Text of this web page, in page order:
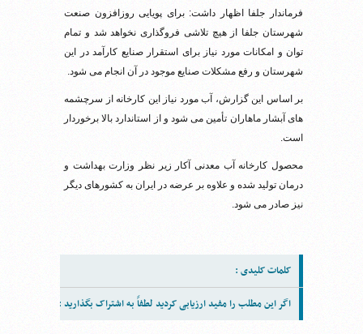
فرماندار جلفا اظهار داشت: برای پویایی روزافزون صنعت
شهرستان جلفا از هیچ تلاشی فروگذاری نخواهد شد و تمام
توان و امکانات مورد نیاز برای استقرار صنایع کارآمد در این
شهرستان و رفع مشکلات صنایع موجود در آن انجام می شود.
بر اساس این گزارش، آب مورد نیاز این کارخانه از سرچشمه
های آبشار ماهاران تأمین می‏ شود و از استاندارد بالا برخوردار
است.
محصول کارخانه آب معدنی آکار زیر نظر وزارت بهداشت و
درمان تولید شده و علاوه بر عرضه در ایران به کشورهای دیگر
نیز صادر می شود.
کلمات کلیدی :
اگر این مطلب را مفید ارزیابی کردید لطفاً به اشتراک بگذارید :